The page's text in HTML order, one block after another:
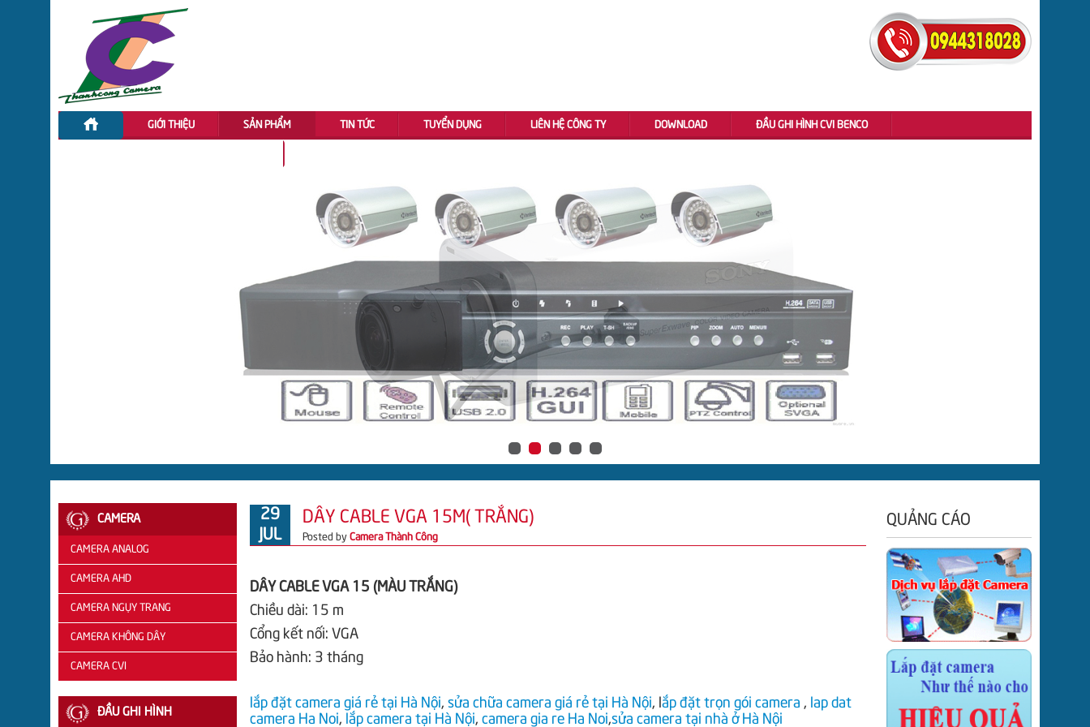
GIỚI THIỆU SẢN PHẨM TIN TỨC TUYỂN DỤNG LIÊN HỆ CÔNG TY DOWNLOAD ĐẦU GHI HÌNH CVI BENCO
29
JUL
DÂY CABLE VGA 15M( TRẮNG)
Posted by Camera Thành Công
DÂY CABLE VGA 15 (MÀU TRẮNG)
Chiều dài: 15 m
Cổng kết nối: VGA
Bảo hành: 3 tháng
lắp đặt camera giá rẻ tại Hà Nội, sửa chữa camera giá rẻ tại Hà Nội, l ắp đặt trọn gói camera , lap dat
camera Ha Noi, lắp camera tại Hà Nội, camera gia re Ha Noi,sửa camera tại nhà ở Hà Nội
CAMERA
CAMERA ANALOG
CAMERA
QUESTEK
CAMERA
BENCO
SAMTECH
CAMERA AHD
CAMERA
AHD
VANTECH
AHD
CAMERA NGỤY TRANG
CAMERA KHÔNG DÂY
CAMERA CVI
CAMERA
CVI
ĐẦU GHI HÌNH
QUẢNG CÁO